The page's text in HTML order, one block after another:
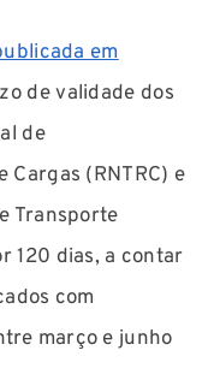
em
de validade dos
de
Cargas (RNTRC) e
Transporte
120 dias, a contar
com
março e junho